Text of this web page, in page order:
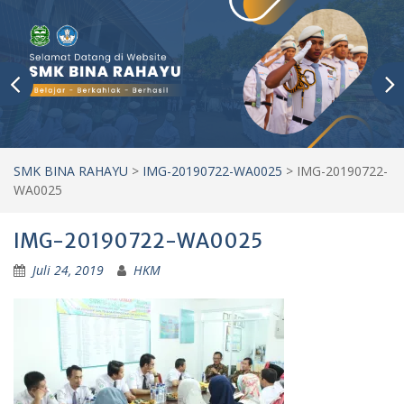
SMK BINA RAHAYU > IMG-20190722-WA0025 > IMG-20190722-
WA0025
IMG-20190722-WA0025
Juli 24, 2019 HKM